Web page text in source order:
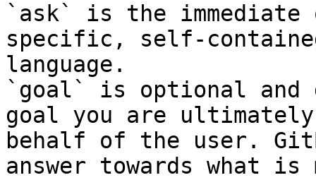
`ask` is the
specific, self-
language.
`goal` is optional and
goal you are
behalf of the user.
answer towards what